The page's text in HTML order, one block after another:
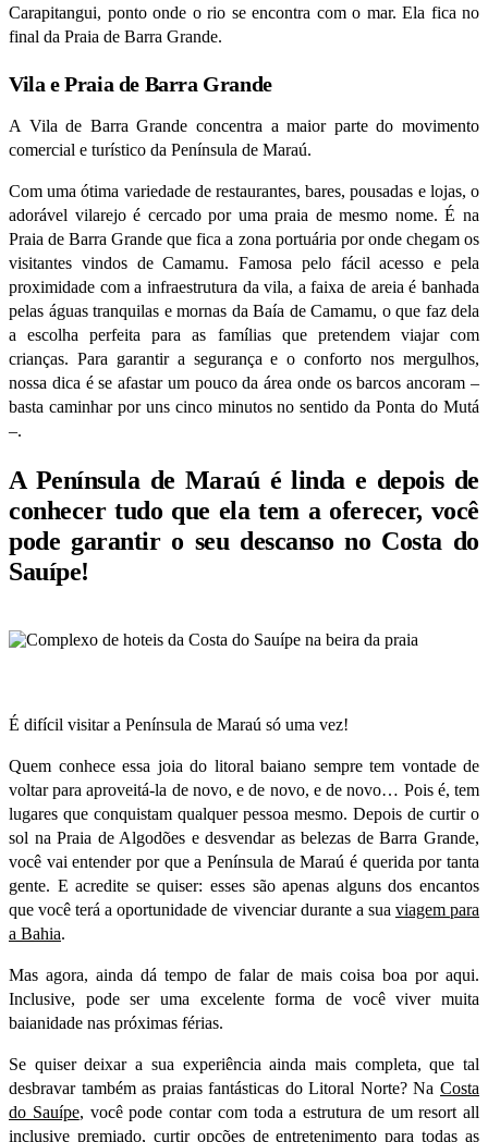
Carapitangui, ponto onde o rio se encontra com o mar. Ela fica no
final da Praia de Barra Grande.
Vila e Praia de Barra Grande
A Vila de Barra Grande concentra a maior parte do movimento
comercial e turístico da Península de Maraú.
Com uma ótima variedade de restaurantes, bares, pousadas e lojas, o
adorável vilarejo é cercado por uma praia de mesmo nome. É na
Praia de Barra Grande que fica a zona portuária por onde chegam os
visitantes vindos de Camamu. Famosa pelo fácil acesso e pela
proximidade com a infraestrutura da vila, a faixa de areia é banhada
pelas águas tranquilas e mornas da Baía de Camamu, o que faz dela
a escolha perfeita para as famílias que pretendem viajar com
crianças. Para garantir a segurança e o conforto nos mergulhos,
nossa dica é se afastar um pouco da área onde os barcos ancoram –
basta caminhar por uns cinco minutos no sentido da Ponta do Mutá
–.
A Península de Maraú é linda e depois de
conhecer tudo que ela tem a oferecer, você
pode garantir o seu descanso no Costa do
Sauípe!
É difícil visitar a Península de Maraú só uma vez!
Quem conhece essa joia do litoral baiano sempre tem vontade de
voltar para aproveitá-la de novo, e de novo, e de novo… Pois é, tem
lugares que conquistam qualquer pessoa mesmo. Depois de curtir o
sol na Praia de Algodões e desvendar as belezas de Barra Grande,
você vai entender por que a Península de Maraú é querida por tanta
gente. E acredite se quiser: esses são apenas alguns dos encantos
que você terá a oportunidade de vivenciar durante a sua viagem para
a Bahia.
Mas agora, ainda dá tempo de falar de mais coisa boa por aqui.
Inclusive, pode ser uma excelente forma de você viver muita
baianidade nas próximas férias.
Se quiser deixar a sua experiência ainda mais completa, que tal
desbravar também as praias fantásticas do Litoral Norte? Na Costa
do Sauípe, você pode contar com toda a estrutura de um resort all
inclusive premiado, curtir opções de entretenimento para todas as